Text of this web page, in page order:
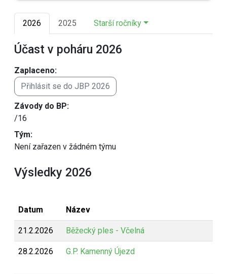
2026 2025 Starší ročníky
Účast v poháru 2026
Zaplaceno:
Přihlásit se do JBP 2026
Závody do BP:
/16
Tým:
Není zařazen v žádném týmu
Výsledky 2026
Datum Název
21.2.2026 Běžecký ples - Včelná
28.2.2026 G.P. Kamenný Újezd